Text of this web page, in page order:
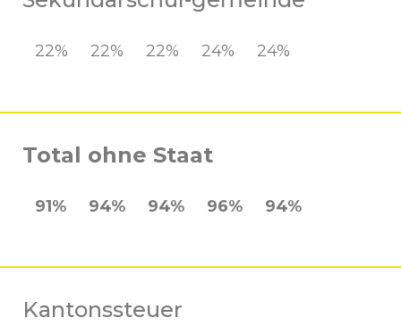
22% 22% 22% 24% 24%
Total ohne Staat
91% 94% 94% 96% 94%
Kantonssteuer